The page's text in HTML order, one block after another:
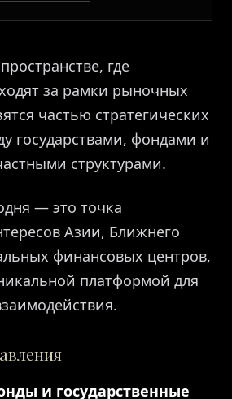
ВХОД
где
за рамки рыночных
частью стратегических
государствами, фондами и
структурами.
— это точка
Азии, Ближнего
финансовых центров,
платформой для
и государственные